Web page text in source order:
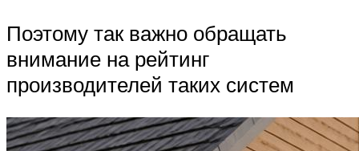
Поэтому так важно обращать
внимание на рейтинг
производителей таких систем